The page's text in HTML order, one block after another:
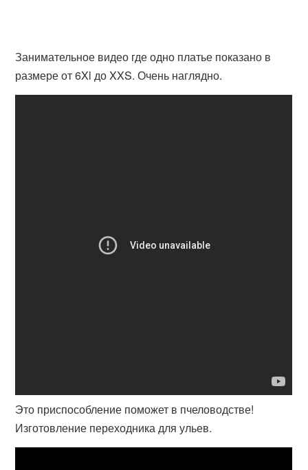
Занимательное видео где одно платье показано в
размере от 6Xl до XXS. Очень наглядно.
Это приспособление поможет в пчеловодстве!
Изготовление переходника для ульев.